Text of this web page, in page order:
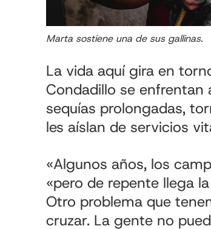
Marta sostiene una de sus gallinas.
La vida aquí gira en
Condadillo se enfrentan
sequías prolongadas,
les aíslan de servicios
«Algunos años, los
«pero de repente llega
Otro problema que
cruzar. La gente no